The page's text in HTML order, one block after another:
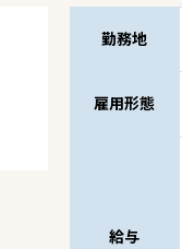
勤務地
雇用形態
給与